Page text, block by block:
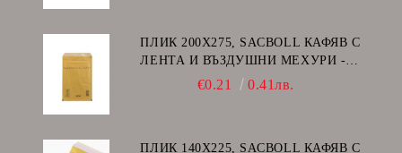
ПЛИК 200Х275, SACBOLL КАФЯВ С
ЛЕНТА И ВЪЗДУШНИ МЕХУРИ -
€0.21 0.41лв.
ПЛИК 140Х225, SACBOLL КАФЯВ С